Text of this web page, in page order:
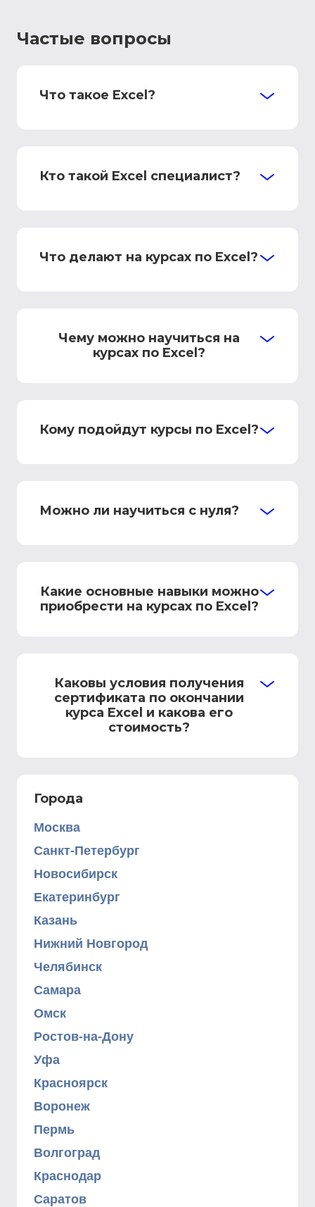
Частые вопросы
Что такое Excel?
Кто такой Excel специалист?
Что делают на курсах по Excel?
Чему можно научиться на
курсах по Excel?
Кому подойдут курсы по Excel?
Можно ли научиться с нуля?
Какие основные навыки можно
приобрести на курсах по Excel?
Каковы условия получения
сертификата по окончании
курса Excel и какова его
стоимость?
Города
Москва
Санкт-Петербург
Новосибирск
Екатеринбург
Казань
Нижний Новгород
Челябинск
Самара
Омск
Ростов-на-Дону
Уфа
Красноярск
Воронеж
Пермь
Волгоград
Краснодар
Саратов